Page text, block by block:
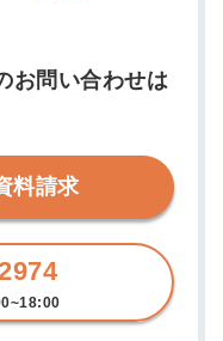
お問い合わせは
料請求